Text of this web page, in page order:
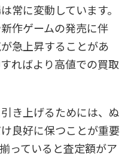
常に変動しています。
作ゲームの発売に伴
急上昇することがあ
ればより高値での買取
き上げるためには、ぬ
良好に保つことが重要
っていると査定額がア